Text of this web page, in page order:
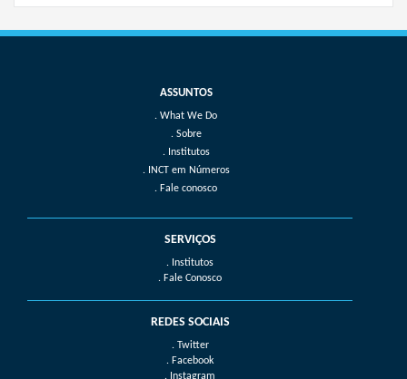
What We Do
Sobre
Institutos
INCT em Números
Fale conosco
SERVIÇOS
. Institutos
. Fale Conosco
REDES SOCIAIS
. Twitter
. Facebook
. Instagram